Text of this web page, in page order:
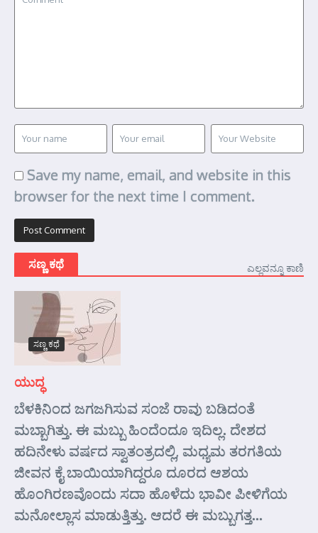
Save my name, email, and website in this
browser for the next time I comment.
ಸಣ್ಣ ಕಥೆ ಎಲ್ಲವನ್ನೂ ಕಾಣಿ
ಸಣ್ಣ ಕಥೆ
ಯುದ್ಧ
ಬೆಳಕಿನಿಂದ ಜಗಜಗಿಸುವ ಸಂಜೆ ರಾವು ಬಡಿದಂತೆ
ಮಬ್ಬಾಗಿತ್ತು. ಈ ಮಬ್ಬು ಹಿಂದೆಂದೂ ಇದಿಲ್ಲ. ದೇಶದ
ಹದಿನೇಳು ವರ್ಷದ ಸ್ವಾತಂತ್ರದಲ್ಲಿ, ಮಧ್ಯಮ ತರಗತಿಯ
ಜೀವನ ಕೈ ಬಾಯಿಯಾಗಿದ್ದರೂ ದೂರದ ಆಶಯ
ಹೊಂಗಿರಣವೊಂದು ಸದಾ ಹೊಳೆದು ಭಾವೀ ಪೀಳಿಗೆಯ
ಮನೋಲ್ಲಾಸ ಮಾಡುತ್ತಿತ್ತು. ಆದರೆ ಈ ಮಬ್ಬುಗತ್ತ...